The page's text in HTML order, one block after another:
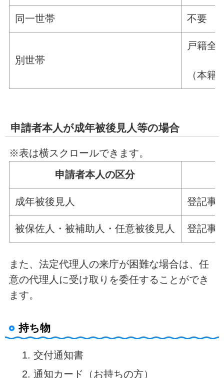
同一世帯 不要
別世帯
戸籍全
（本
申請者本人が成年被後見人等の場合
※表は横スクロールできます。
申請者本人の区分
成年被後見人 登記事
被保佐人・被補助人・任意被後見人 登記事
また、法定代理人の来庁が困難な場合は、任
意の代理人に受け取りを委任することができ
ます。
持ち物
交付通知書
通知カード（お持ちの方）